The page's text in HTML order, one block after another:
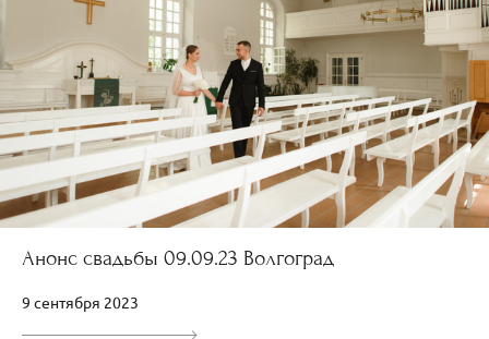
Анонс свадьбы 09.09.23 Волгоград
9 сентября 2023